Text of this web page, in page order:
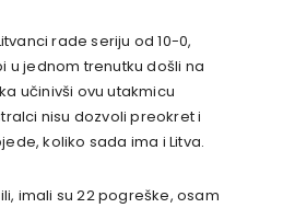
rade seriju od 10-0,
u jednom trenutku došli na
učinivši ovu utakmicu
nisu dozvoli preokret i
koliko sada ima i Litva.
imali su 22 pogreške, osam